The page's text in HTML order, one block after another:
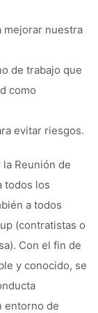
mejorar nuestra
de trabajo que
como
evitar riesgos.
Reunión de
todos los
a todos
(contratistas o
Con el fin de
y conocido, se
entorno de